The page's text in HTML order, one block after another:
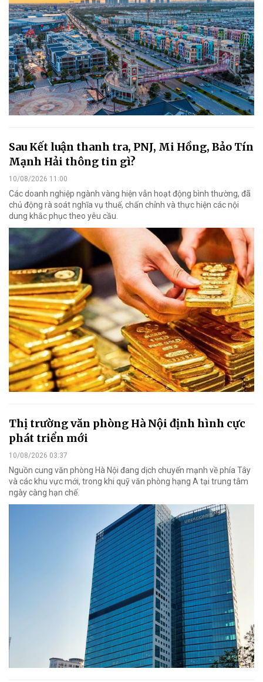
Sau Kết luận thanh tra, PNJ, Mi Hồng, Bảo Tín
Mạnh Hải thông tin gì?
10/08/2026 11:00
Các doanh nghiệp ngành vàng hiện vẫn hoạt động bình thường, đã
chủ động rà soát nghĩa vụ thuế, chấn chỉnh và thực hiện các nội
dung khắc phục theo yêu cầu.
Thị trường văn phòng Hà Nội định hình cực
phát triển mới
10/08/2026 03:37
Nguồn cung văn phòng Hà Nội đang dịch chuyển mạnh về phía Tây
và các khu vực mới, trong khi quỹ văn phòng hạng A tại trung tâm
ngày càng hạn chế.